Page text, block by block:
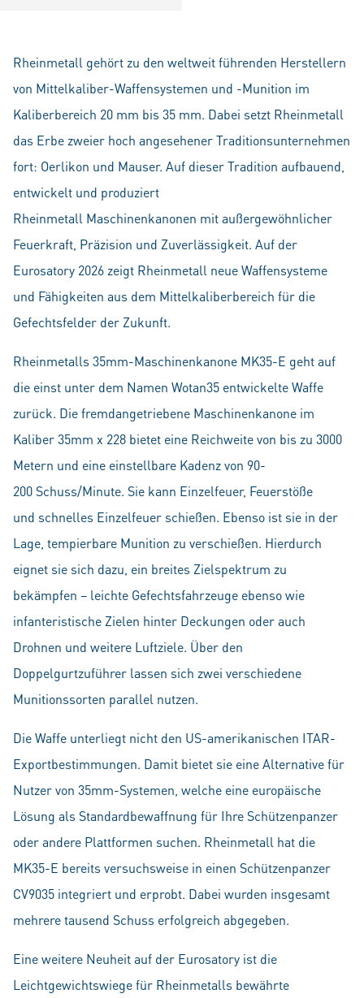
Rheinmetall gehört zu den weltweit führenden Herstellern
von Mittelkaliber-Waffensystemen und -Munition im
Kaliberbereich 20 mm bis 35 mm. Dabei setzt Rheinmetall
das Erbe zweier hoch angesehener Traditionsunternehmen
fort: Oerlikon und Mauser. Auf dieser Tradition aufbauend,
entwickelt und produziert
Rheinmetall Maschinenkanonen mit außergewöhnlicher
Feuerkraft, Präzision und Zuverlässigkeit. Auf der
Eurosatory 2026 zeigt Rheinmetall neue Waffensysteme
und Fähigkeiten aus dem Mittelkaliberbereich für die
Gefechtsfelder der Zukunft.
Rheinmetalls 35mm-Maschinenkanone MK35-E geht auf
die einst unter dem Namen Wotan35 entwickelte Waffe
zurück. Die fremdangetriebene Maschinenkanone im
Kaliber 35mm x 228 bietet eine Reichweite von bis zu 3000
Metern und eine einstellbare Kadenz von 90-
200 Schuss/Minute. Sie kann Einzelfeuer, Feuerstöße
und schnelles Einzelfeuer schießen. Ebenso ist sie in der
Lage, tempierbare Munition zu verschießen. Hierdurch
eignet sie sich dazu, ein breites Zielspektrum zu
bekämpfen – leichte Gefechtsfahrzeuge ebenso wie
infanteristische Zielen hinter Deckungen oder auch
Drohnen und weitere Luftziele. Über den
Doppelgurtzuführer lassen sich zwei verschiedene
Munitionssorten parallel nutzen.
Die Waffe unterliegt nicht den US-amerikanischen ITAR-
Exportbestimmungen. Damit bietet sie eine Alternative für
Nutzer von 35mm-Systemen, welche eine europäische
Lösung als Standardbewaffnung für Ihre Schützenpanzer
oder andere Plattformen suchen. Rheinmetall hat die
MK35-E bereits versuchsweise in einen Schützenpanzer
CV9035 integriert und erprobt. Dabei wurden insgesamt
mehrere tausend Schuss erfolgreich abgegeben.
Eine weitere Neuheit auf der Eurosatory ist die
Leichtgewichtswiege für Rheinmetalls bewährte